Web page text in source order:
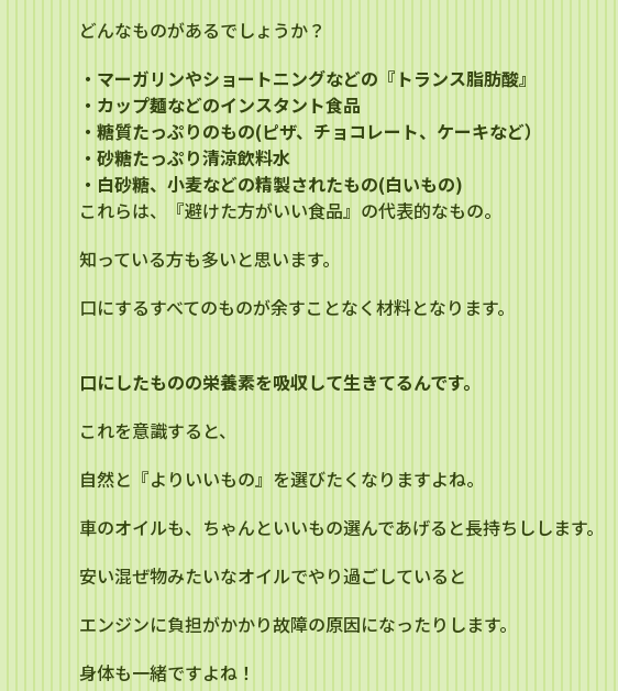
どんなものがあるでしょうか？
・マーガリンやショートニングなどの『トランス脂肪酸』
・カップ麺などのインスタント食品
・糖質たっぷりのもの(ピザ、チョコレート、ケーキなど）
・砂糖たっぷり清涼飲料水
・白砂糖、小麦などの精製されたもの(白いもの)
これらは、『避けた方がいい食品』の代表的なもの。
知っている方も多いと思います。
口にするすべてのものが余すことなく材料となります。
口にしたものの栄養素を吸収して生きてるんです。
これを意識すると、
自然と『よりいいもの』を選びたくなりますよね。
車のオイルも、ちゃんといいもの選んであげると長持ちしします。
安い混ぜ物みたいなオイルでやり過ごしていると
エンジンに負担がかかり故障の原因になったりします。
身体も一緒ですよね！